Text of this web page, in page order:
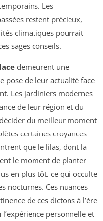
Les
restent précieux,
climatiques pourrait
sages conseils.
demeurent une
pose de leur actualité face
Les jardiniers modernes
de leur région et du
du meilleur moment
certaines croyances
que le lilas, dont la
le moment de planter
en plus tôt, ce qui occulte
nocturnes. Ces nuances
de ces dictons à l’ère
l’expérience personnelle et